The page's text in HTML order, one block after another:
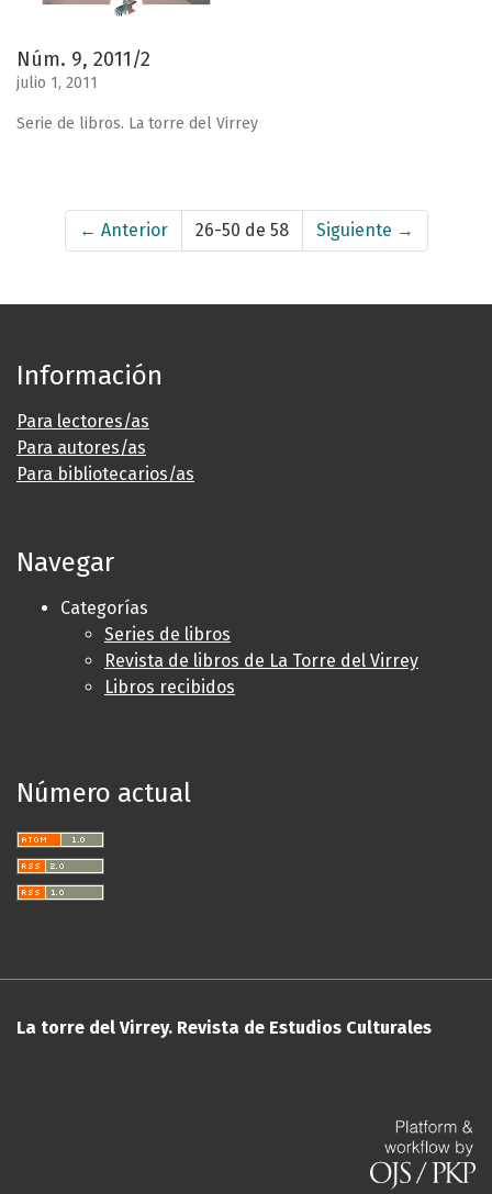
Núm. 9, 2011/2
julio 1, 2011
Serie de libros. La torre del Virrey
← Anterior 26-50 de 58 Siguiente →
Información
Para lectores/as
Para autores/as
Para bibliotecarios/as
Navegar
Categorías
Series de libros
Revista de libros de La Torre del Virrey
Libros recibidos
Número actual
La torre del Virrey. Revista de Estudios Culturales